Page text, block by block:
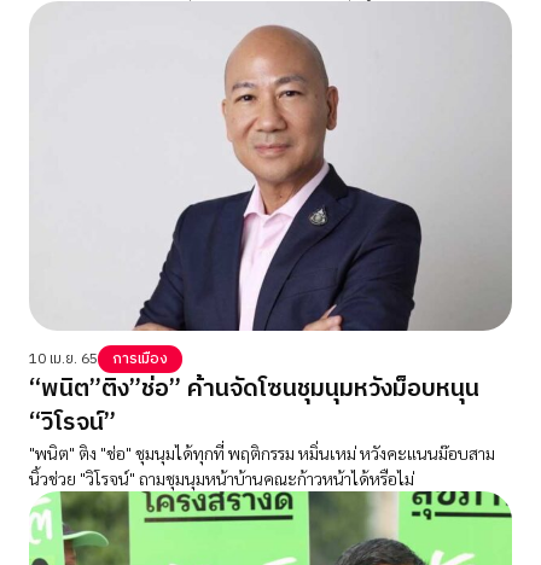
10 เม.ย. 65 การเมือง
“พนิต”ติง”ช่อ” ค้านจัดโซนชุมนุมหวังม็อบหนุน
“วิโรจน์”
"พนิต" ติง "ช่อ" ชุมนุมได้ทุกที่ พฤติกรรม หมิ่นเหม่ หวังคะแนนม๊อบสาม
นิ้วช่วย "วิโรจน์" ถามชุมนุมหน้าบ้านคณะก้าวหน้าได้หรือไม่